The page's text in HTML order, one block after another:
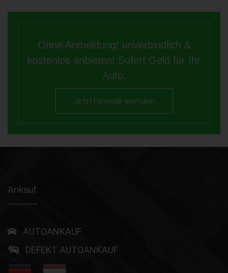
Ohne Anmeldung! unverbindlich &
kostenlos anbieten! Sofort Geld für Ihr
Auto.
Jetzt Formular ausfüllen
Ankauf
AUTOANKAUF
DEFEKT AUTOANKAUF